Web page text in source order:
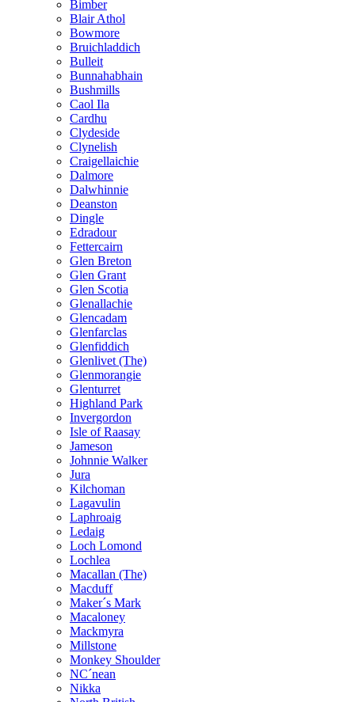
Bimber
Blair Athol
Bowmore
Bruichladdich
Bulleit
Bunnahabhain
Bushmills
Caol Ila
Cardhu
Clydeside
Clynelish
Craigellaichie
Dalmore
Dalwhinnie
Deanston
Dingle
Edradour
Fettercairn
Glen Breton
Glen Grant
Glen Scotia
Glenallachie
Glencadam
Glenfarclas
Glenfiddich
Glenlivet (The)
Glenmorangie
Glenturret
Highland Park
Invergordon
Isle of Raasay
Jameson
Johnnie Walker
Jura
Kilchoman
Lagavulin
Laphroaig
Ledaig
Loch Lomond
Lochlea
Macallan (The)
Macduff
Maker´s Mark
Macaloney
Mackmyra
Millstone
Monkey Shoulder
NC´nean
Nikka